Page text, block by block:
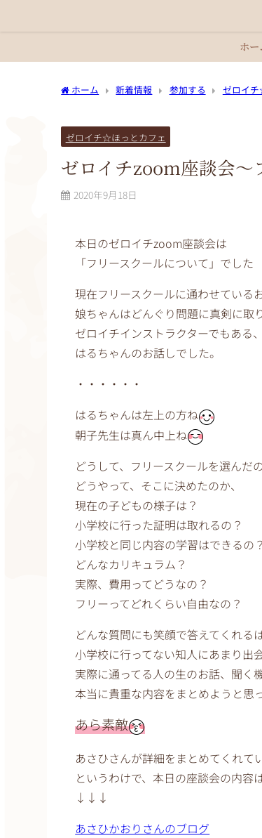
ホー
ホーム 新着情報 参加する ゼロイ
ゼロイチ☆ほっとカフェ
ゼロイチzoom座談会〜
2020年9月18日
本日のゼロイチzoom座談会は
「フリースクールについて」でした
現在フリースクールに通わせているお
娘ちゃんはどんぐり問題に真剣に取
ゼロイチインストラクターでもある、
はるちゃんのお話しでした。
・・・・・・
はるちゃんは左上の方ね
朝子先生は真ん中上ね
どうして、フリースクールを選んだ
どうやって、そこに決めたのか、
現在の子どもの様子は？
小学校に行った証明は取れるの？
小学校と同じ内容の学習はできるの？
どんなカリキュラム？
実際、費用ってどうなの？
フリーってどれくらい自由なの？
どんな質問にも笑顔で答えてくれる
小学校に行ってない知人にあまり出
実際に通ってる人の生のお話、聞く
本当に貴重な内容をまとめようと思
あら素敵
あさひさんが詳細をまとめてくれて
というわけで、本日の座談会の内容
↓↓↓
あさひかおりさんのブログ